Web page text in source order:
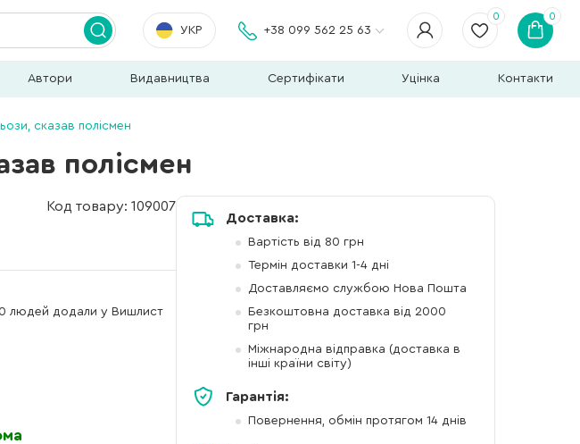
УКР +38 099 562 25 63
0 0
Автори Видавництва Сертифікати Уцінка Контакти
сказав полісмен
полісмен
Код товару: 109007
0 людей додали у Вишлист
Доставка:
Вартість від 80 грн
Термін доставки 1-4 дні
Доставляємо службою Нова Пошта
Безкоштовна доставка від 2000
грн
Міжнародна відправка (доставка в
інші країни світу)
Гарантія:
Повернення, обмін протягом 14 днів